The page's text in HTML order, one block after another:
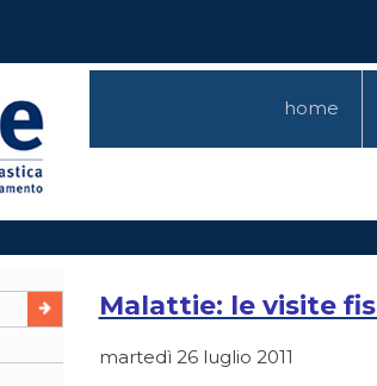
home
Malattie: le visite
martedì 26 luglio 2011